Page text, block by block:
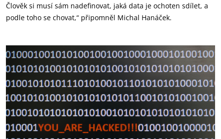
Člověk si musí sám nadefinovat, jaká data je ochoten sdílet, a
podle toho se chovat,“ připomněl Michal Hanáček.